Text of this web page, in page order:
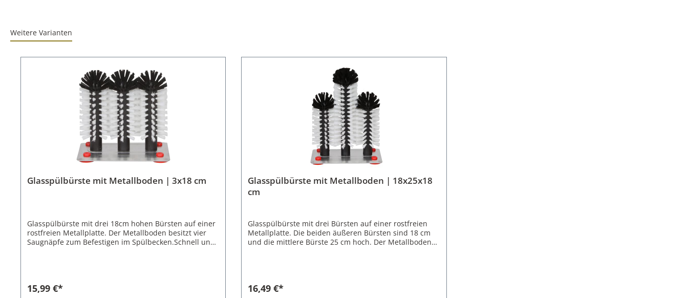
Weitere Varianten
Glasspülbürste mit Metallboden | 3x18 cm
Glasspülbürste mit drei 18cm hohen Bürsten auf einer
rostfreien Metallplatte. Der Metallboden besitzt vier
Saugnäpfe zum Befestigen im Spülbecken.Schnell und
15,99 €*
Glasspülbürste mit Metallboden | 18x25x18
cm
Glasspülbürste mit drei Bürsten auf einer rostfreien
Metallplatte. Die beiden äußeren Bürsten sind 18 cm
und die mittlere Bürste 25 cm hoch. Der Metallboden
16,49 €*